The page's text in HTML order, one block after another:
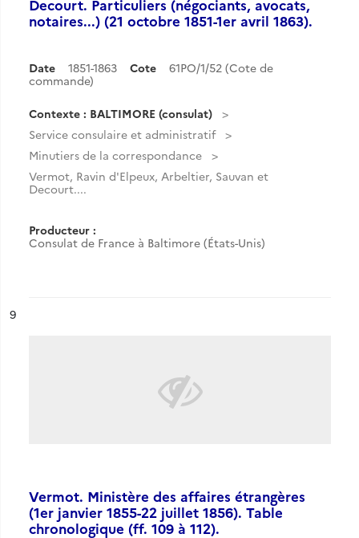
Decourt. Particuliers (négociants, avocats,
notaires...) (21 octobre 1851-1er avril 1863).
Date 1851-1863 Cote
61PO/1/52 (Cote de
commande)
Contexte : BALTIMORE (consulat)
Service consulaire et administratif
Minutiers de la correspondance
Vermot, Ravin d'Elpeux, Arbeltier, Sauvan et
Decourt....
Producteur :
Consulat de France à Baltimore (États-Unis)
n°
9
Vermot. Ministère des affaires étrangères
(1er janvier 1855-22 juillet 1856). Table
chronologique (ff. 109 à 112).